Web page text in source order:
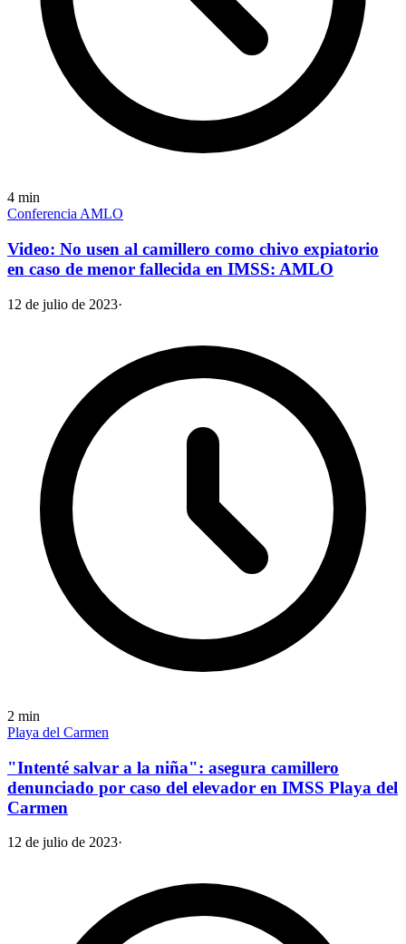
4 min
Conferencia AMLO
Video: No usen al camillero como chivo expiatorio
en caso de menor fallecida en IMSS: AMLO
12 de julio de 2023·
2 min
Playa del Carmen
"Intenté salvar a la niña": asegura camillero
denunciado por caso del elevador en IMSS Playa del
Carmen
12 de julio de 2023·